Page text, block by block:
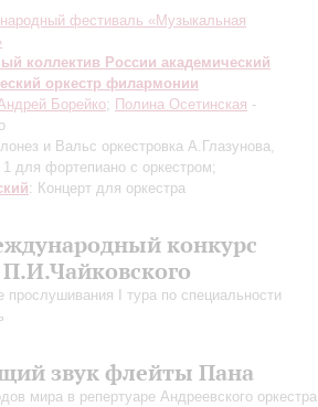
фестиваль «Музыкальная
коллектив России академический
оркестр филармонии
Борейко; Полина Осетинская -
и Вальс оркестровка А.Глазунова,
для фортепиано с оркестром;
: Концерт для оркестра
конкурс
прослушивания I тура по специальности
звук флейты Пана
мира в репертуаре Андреевского оркестра